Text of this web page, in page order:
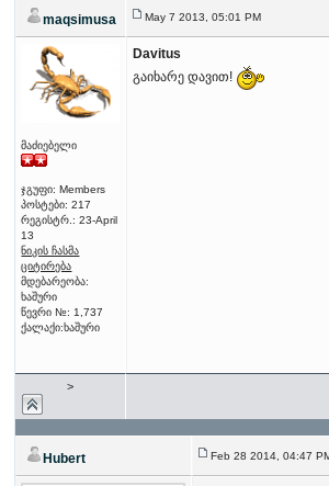
maqsimusa May 7 2013, 05:01 PM
მაძიებელი
ჯგუფი: Members
პოსტები: 217
რეგისტრ.: 23-April
13
ნიკის ჩასმა
ციტირება
მდებარეობა:
ხაშური
წევრი №: 1,737
ქალაქი:ხაშური
Davitus
გაიხარე დავით!
>
Hubert Feb 28 2014, 04:47